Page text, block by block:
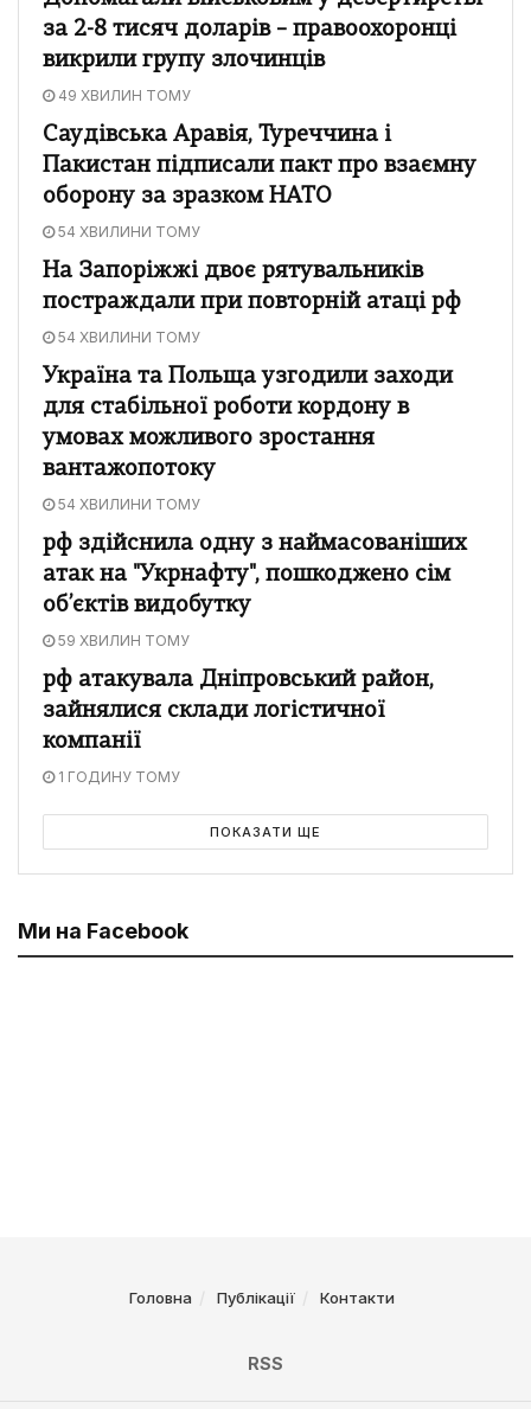
за 2-8 тисяч доларів – правоохоронці
викрили групу злочинців
49 ХВИЛИН ТОМУ
Саудівська Аравія, Туреччина і
Пакистан підписали пакт про взаємну
оборону за зразком НАТО
54 ХВИЛИНИ ТОМУ
На Запоріжжі двоє рятувальників
постраждали при повторній атаці рф
54 ХВИЛИНИ ТОМУ
Україна та Польща узгодили заходи
для стабільної роботи кордону в
умовах можливого зростання
вантажопотоку
54 ХВИЛИНИ ТОМУ
рф здійснила одну з наймасованіших
атак на "Укрнафту", пошкоджено сім
об’єктів видобутку
59 ХВИЛИН ТОМУ
рф атакувала Дніпровський район,
зайнялися склади логістичної
компанії
1 ГОДИНУ ТОМУ
ПОКАЗАТИ ЩЕ
Ми на Facebook
Головна Публікації Контакти
RSS